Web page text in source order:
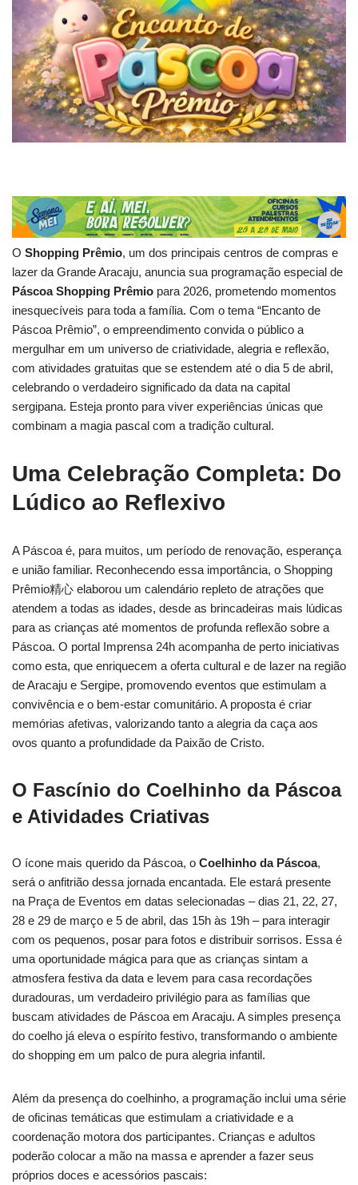
O Shopping Prêmio, um dos principais centros de compras e
lazer da Grande Aracaju, anuncia sua programação especial de
Páscoa Shopping Prêmio para 2026, prometendo momentos
inesquecíveis para toda a família. Com o tema “Encanto de
Páscoa Prêmio”, o empreendimento convida o público a
mergulhar em um universo de criatividade, alegria e reflexão,
com atividades gratuitas que se estendem até o dia 5 de abril,
celebrando o verdadeiro significado da data na capital
sergipana. Esteja pronto para viver experiências únicas que
combinam a magia pascal com a tradição cultural.
Uma Celebração Completa: Do
Lúdico ao Reflexivo
A Páscoa é, para muitos, um período de renovação, esperança
e união familiar. Reconhecendo essa importância, o Shopping
Prêmio精心 elaborou um calendário repleto de atrações que
atendem a todas as idades, desde as brincadeiras mais lúdicas
para as crianças até momentos de profunda reflexão sobre a
Páscoa. O portal Imprensa 24h acompanha de perto iniciativas
como esta, que enriquecem a oferta cultural e de lazer na região
de Aracaju e Sergipe, promovendo eventos que estimulam a
convivência e o bem-estar comunitário. A proposta é criar
memórias afetivas, valorizando tanto a alegria da caça aos
ovos quanto a profundidade da Paixão de Cristo.
O Fascínio do Coelhinho da Páscoa
e Atividades Criativas
O ícone mais querido da Páscoa, o Coelhinho da Páscoa,
será o anfitrião dessa jornada encantada. Ele estará presente
na Praça de Eventos em datas selecionadas – dias 21, 22, 27,
28 e 29 de março e 5 de abril, das 15h às 19h – para interagir
com os pequenos, posar para fotos e distribuir sorrisos. Essa é
uma oportunidade mágica para que as crianças sintam a
atmosfera festiva da data e levem para casa recordações
duradouras, um verdadeiro privilégio para as famílias que
buscam atividades de Páscoa em Aracaju. A simples presença
do coelho já eleva o espírito festivo, transformando o ambiente
do shopping em um palco de pura alegria infantil.
Além da presença do coelhinho, a programação inclui uma série
de oficinas temáticas que estimulam a criatividade e a
coordenação motora dos participantes. Crianças e adultos
poderão colocar a mão na massa e aprender a fazer seus
próprios doces e acessórios pascais: